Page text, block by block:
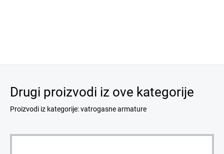
Drugi proizvodi iz ove kategorije
Proizvodi iz kategorije: vatrogasne armature